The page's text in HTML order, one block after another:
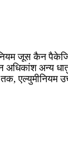
जूस कैन
अधिकांश
एल्युमीनियम